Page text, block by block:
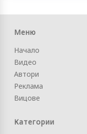
Меню
Начало
Видео
Автори
Реклама
Вицове
Категории